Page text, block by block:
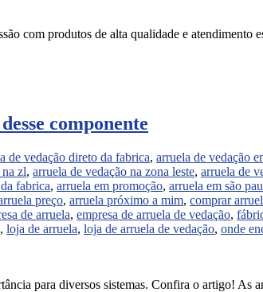
com produtos de alta qualidade e atendimento
componente
de vedação direto da fabrica, arruela de vedação
zl, arruela de vedação na zona leste, arruela de
fabrica, arruela em promoção, arruela em são
preço, arruela próximo a mim, comprar
de arruela, empresa de arruela de vedação,
, loja de arruela, loja de arruela de vedação, onde
para diversos sistemas. Confira o artigo! As